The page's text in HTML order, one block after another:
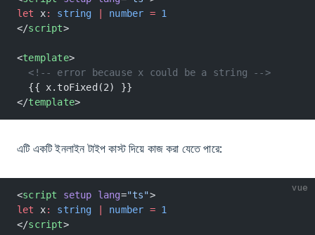
let
x: string number = 1
</script>
<template>
  <!-- error because x could be a string -->
  {{ x.toFixed(2) }}
</template>
এটি একটি ইনলাইন টাইপ কাস্ট দিয়ে কাজ করা যেতে পারে:
vue
<script setup lang="ts">
let
x: string number = 1
</script>